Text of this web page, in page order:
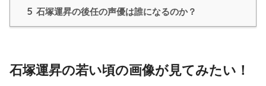
5 石塚運昇の後任の声優は誰になるのか？
石塚運昇の若い頃の画像が見てみたい！